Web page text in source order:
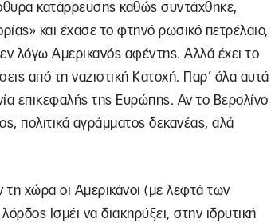
κατάρρευσης καθώς συντάχθηκε,
και έχασε το φτηνό ρωσικό πετρέλαιο,
λόγω Αμερικανός αφέντης. Αλλά έχει το
από τη ναζιστική Κατοχή. Παρ’ όλα αυτά
επικεφαλής της Ευρώπης. Αν το Βερολίνο
πολιτικά αγράμματος δεκανέας, αλά
τη χώρα οι Αμερικάνοι (με λεφτά των
Ισμέι να διακηρύξει, στην ιδρυτική